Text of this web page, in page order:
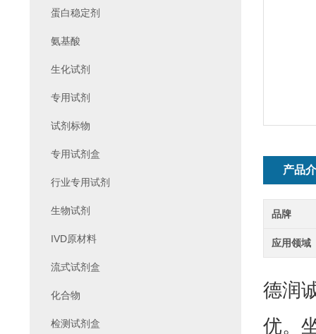
产品
品牌
应用领域
德润
优。
蛋白稳定剂
氨基酸
生化试剂
专用试剂
试剂标物
专用试剂盒
行业专用试剂
生物试剂
IVD原材料
流式试剂盒
化合物
检测试剂盒